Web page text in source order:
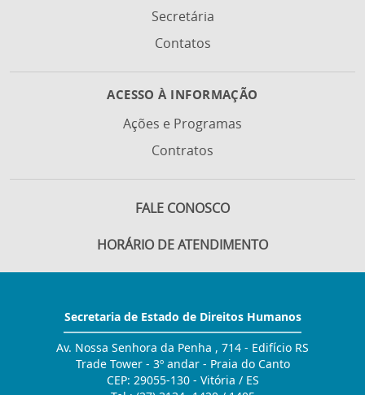
Secretária
Contatos
ACESSO À INFORMAÇÃO
Ações e Programas
Contratos
FALE CONOSCO
HORÁRIO DE ATENDIMENTO
Secretaria de Estado de Direitos Humanos
Av. Nossa Senhora da Penha , 714 - Edifício RS
Trade Tower - 3º andar - Praia do Canto
CEP: 29055-130 - Vitória / ES